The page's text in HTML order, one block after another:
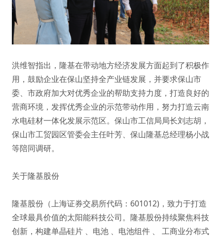
洪维智指出，隆基在带动地方经济发展方面起到了积极作
用，鼓励企业在保山坚持全产业链发展，并要求保山市
委、市政府加大对优秀企业的帮助支持力度，打造良好的
营商环境，发挥优秀企业的示范带动作用，努力打造云南
水电硅材一体化发展示范区。保山市工信局局长刘志胡，
保山市工贸园区管委会主任叶芳、保山隆基总经理杨小战
等陪同调研。
关于隆基股份
隆基股份（上海证券交易所代码：601012)，致力于打造
全球最具价值的太阳能科技公司。隆基股份持续聚焦科技
创新，构建单晶硅片 、电池 、 电池组件 、 工商业分布式